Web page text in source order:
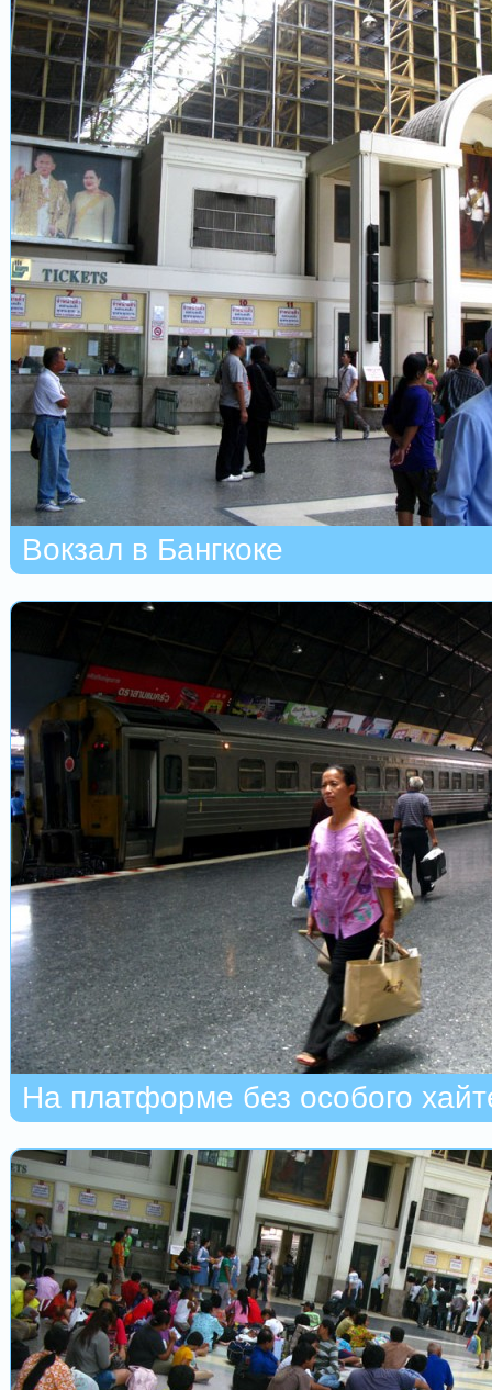
Вокзал в Бангкоке
На платформе без особого